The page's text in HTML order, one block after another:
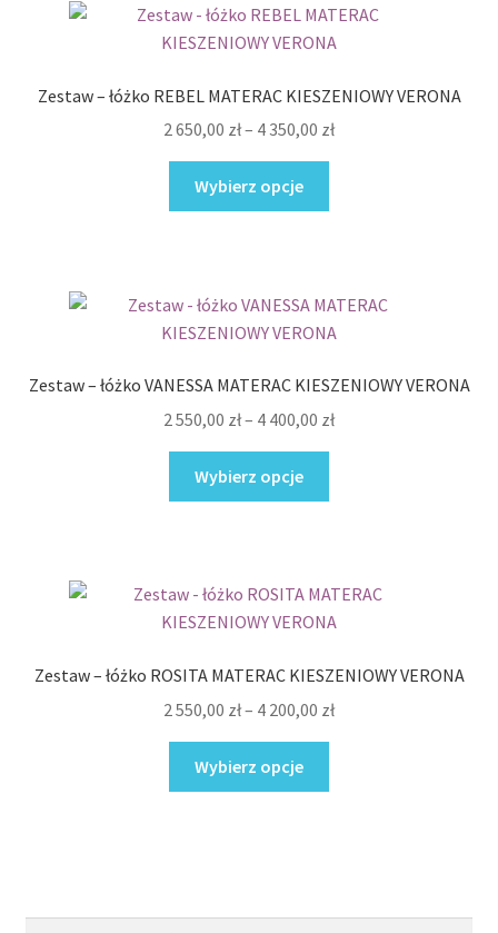
Zestaw – łóżko REBEL MATERAC KIESZENIOWY VERONA
2 650,00 zł– 4 350,00 złZakres
4
Wybierz opcje
Opcje
można
na
stronie
produktu
Zestaw – łóżko VANESSA MATERAC KIESZENIOWY VERONA
2 550,00 zł– 4 400,00 złZakres
4
Wybierz opcje
Opcje
można
na
stronie
produktu
Zestaw – łóżko ROSITA MATERAC KIESZENIOWY VERONA
2 550,00 zł– 4 200,00 złZakres
Wybierz opcje
można